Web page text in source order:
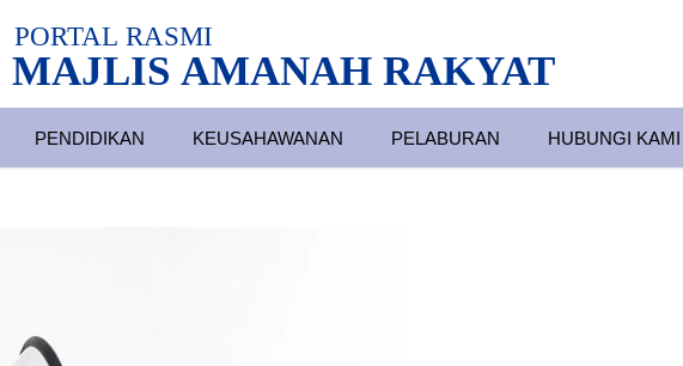
MAJLIS AMANAH RAKYAT
PORTAL RASMI
PENDIDIKAN KEUSAHAWANAN PELABURAN HUBUNGI KAMI